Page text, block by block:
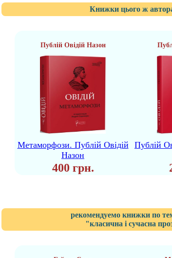
Книжки цього ж
Публій Овідій Назон
Метаморфози. Публій Овідій
Назон
Публій
400 грн.
рекомендуемо книжки по
"класична і сучасна